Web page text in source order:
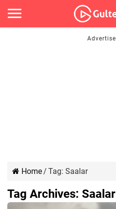
Home/ Tag: Saalar
Tag Archives: Saalar